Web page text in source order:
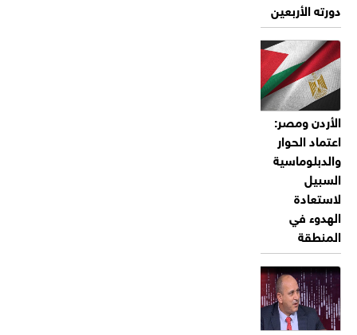
دورته الأربعين
الأردن ومصر:
اعتماد الحوار
والدبلوماسية
السبيل
لاستعادة
الهدوء في
المنطقة